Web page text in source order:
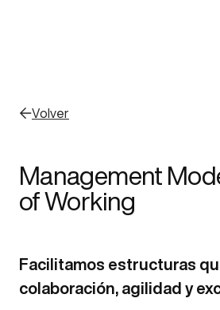
Volver
Management
of Working
Facilitamos estructuras
colaboración, agilidad y